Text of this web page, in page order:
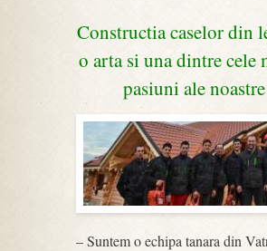
Constructia caselor din
o arta si una dintre cele
pasiuni ale
– Suntem o echipa tanara din